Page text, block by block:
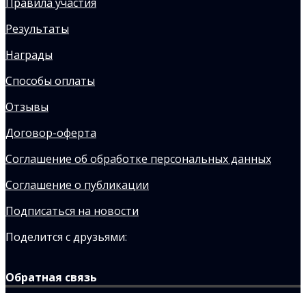
Результаты
Награды
Способы оплаты
Отзывы
Договор-оферта
Соглашение об обработке персональных данных
Соглашение о публикации
Подписаться на новости
Поделится с друзьями:
Обратная связь